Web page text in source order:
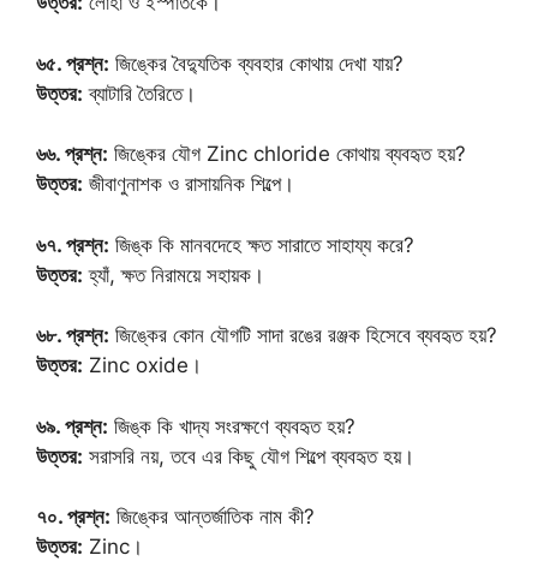
৬৫. প্রশ্ন: জিঙ্কের বৈদ্যুতিক ব্যবহার কোথায় দেখা যায়?
উত্তর: ব্যাটারি তৈরিতে।
৬৬. প্রশ্ন: জিঙ্কের যৌগ Zinc chloride কোথায় ব্যবহৃত হয়?
উত্তর: জীবাণুনাশক ও রাসায়নিক শিল্পে।
৬৭. প্রশ্ন: জিঙ্ক কি মানবদেহে ক্ষত সারাতে সাহায্য করে?
উত্তর: হ্যাঁ, ক্ষত নিরাময়ে সহায়ক।
৬৮. প্রশ্ন: জিঙ্কের কোন যৌগটি সাদা রঙের রঞ্জক হিসেবে ব্যবহৃত হয়?
উত্তর: Zinc oxide।
৬৯. প্রশ্ন: জিঙ্ক কি খাদ্য সংরক্ষণে ব্যবহৃত হয়?
উত্তর: সরাসরি নয়, তবে এর কিছু যৌগ শিল্পে ব্যবহৃত হয়।
৭০. প্রশ্ন: জিঙ্কের আন্তর্জাতিক নাম কী?
উত্তর: Zinc।